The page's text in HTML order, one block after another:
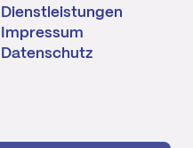
Dienstleistungen
Impressum
Datenschutz